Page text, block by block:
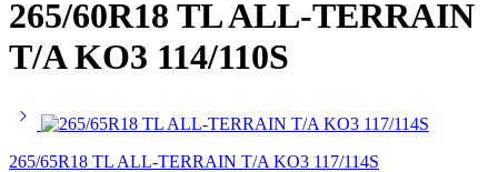
265/60R18 TL ALL-TERRAIN
T/A KO3 114/110S
265/65R18 TL ALL-TERRAIN T/A KO3 117/114S